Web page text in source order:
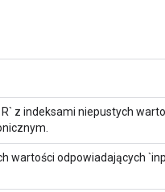
R` z indeksami niepustych
wartości odpowiadających